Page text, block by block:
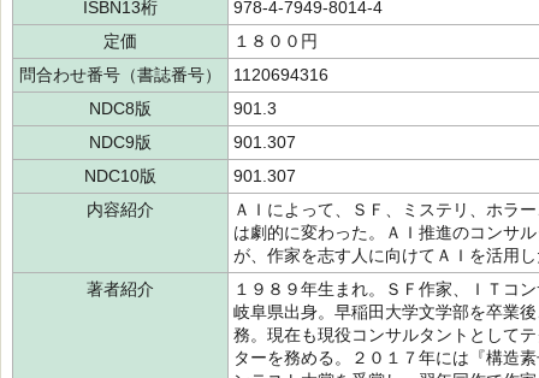
ISBN13桁
978-4-7949-8014-4
定価
１８００円
問合わせ番号（書誌番号）
1120694316
NDC8版
901.3
NDC9版
901.307
NDC10版
901.307
内容紹介
ＡＩによって、ＳＦ、ミステリ、ホラ
は劇的に変わった。ＡＩ推進のコンサ
が、作家を志す人に向けてＡＩを活用
著者紹介
１９８９年生まれ。ＳＦ作家、ＩＴコ
岐阜県出身。早稲田大学文学部を卒業
務。現在も現役コンサルタントとして
ターを務める。２０１７年には『構造